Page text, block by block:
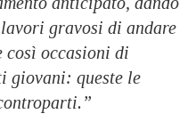
gravosi di andare
così occasioni di
giovani: queste le